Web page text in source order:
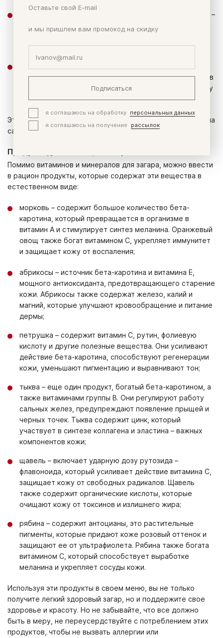
–
ровный загар, защищает кожу от фотостарения.
для крепкого каркаса и эластичности кожи. Работает в
связке с гиалуроновой кислотой, придавая форму лицу
и увлажняя кожу.
Это неполный список средств для загара, которые есть на
сайте.
Продукты, усиливающие загар
Помимо витаминов и минералов для загара, можно ввести
в рацион продукты, которые содержат эти вещества в
естественном виде:
морковь – содержит большое количество бета-
каротина, который превращается в организме в
витамин А и стимулирует синтез меланина. Оранжевый
овощ также богат витамином С, укрепляет иммунитет
и защищает кожу от воспаления;
абрикосы – источник бета-каротина и витамина Е,
мощного антиоксиданта, предотвращающего старение
кожи. Абрикосы также содержат железо, калий и
магний, которые улучшают кровообращение и питание
дермы;
петрушка – содержит витамин С, рутин, фолиевую
кислоту и другие полезные вещества. Они усиливают
действие бета-каротина, способствуют регенерации
кожи, уменьшают пигментацию и выравнивают тон;
тыква – еще один продукт, богатый бета-каротином, а
также витаминами группы В. Они регулируют работу
сальных желез, предупреждают появление прыщей и
черных точек. Тыква содержит цинк, который
участвует в синтезе коллагена и эластина – важных
компонентов кожи;
щавель – включает ударную дозу рутозида –
флавоноида, который усиливает действие витамина С,
защищает кожу от свободных радикалов. Щавель
также содержит органические кислоты, которые
очищают кожу от токсинов и излишнего жира;
рябина – содержит антоцианы, это растительные
пигменты, которые придают коже розовый оттенок и
защищают ее от ультрафиолета. Рябина также богата
витамином С, который способствует выработке
меланина и укрепляет сосуды кожи.
Используя эти продукты в своем меню, вы не только
получите легкий здоровый загар, но и поддержите свое
здоровье и красоту. Но не забывайте, что все должно
быть в меру, не переусердствуйте с потреблением этих
продуктов, чтобы не вызвать аллергии или
Оставьте свой E-mail
и мы пришлем вам промокод на скидку
Подписаться
я соглашаюсь на обработку
персональных данных
я соглашаюсь на получение
рассылок